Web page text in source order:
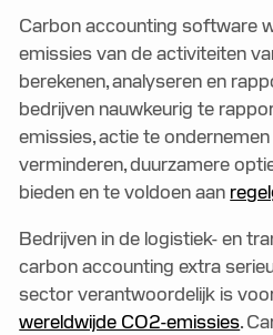
Carbon accounting software
emissies van de activiteiten
berekenen, analyseren en
bedrijven nauwkeurig te
emissies, actie te
verminderen, duurzamere
bieden en te voldoen aan
Bedrijven in de logistiek- en
carbon accounting extra
sector verantwoordelijk is
wereldwijde CO2-emissies.